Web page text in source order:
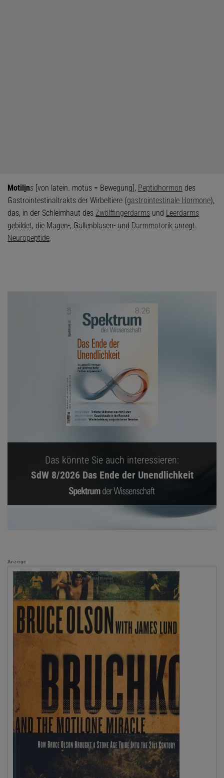
Motilins [von latein. motus = Bewegung], Peptidhormon des
Gastrointestinaltrakts der Wirbeltiere (gastrointestinale Hormone),
das, in der Schleimhaut des Zwölffingerdarms und Leerdarms
gebildet, die Magen-, Gallenblasen- und Darmmotorik anregt.
Neuropeptide.
Das könnte Sie auch interessieren:
SdW 8/2026 Das Ende der Unendlichkeit
Anzeige